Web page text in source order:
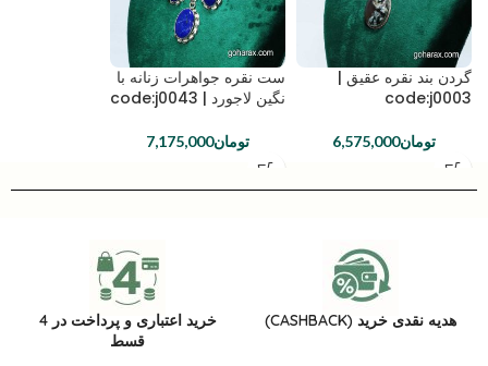
گردن بند نقره عقیق |
code:j0003
تومان6,575,000
ست نقره جواهرات زنانه با
نگین لاجورد | code:j0043
تومان7,175,000
هدیه نقدی خرید (CASHBACK)
خرید اعتباری و پرداخت در 4
قسط